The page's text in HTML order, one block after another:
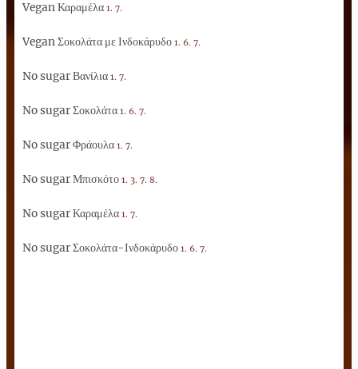
Vegan Καραμέλα 1. 7.
Vegan Σοκολάτα με Ινδοκάρυδο 1. 6. 7.
No sugar Βανίλια 1. 7.
No sugar Σοκολάτα 1. 6. 7.
No sugar Φράουλα 1. 7.
No sugar Μπισκότο 1. 3. 7. 8.
No sugar Καραμέλα 1. 7.
No sugar Σοκολάτα-Ινδοκάρυδο 1. 6. 7.